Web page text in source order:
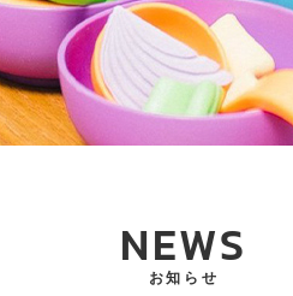
NEWS
お知らせ